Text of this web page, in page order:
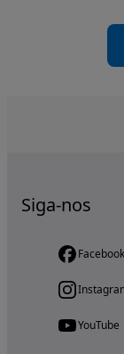
Siga-nos
Facebook
YouTube